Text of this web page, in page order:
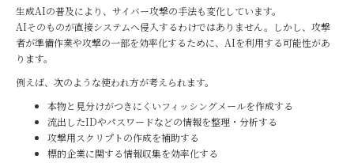
生成AIの普及により、サイバー攻撃の手法も変化しています。
AIそのものが直接システムへ侵入するわけではありません。しかし、攻撃
者が準備作業や攻撃の一部を効率化するために、AIを利用する可能性があ
ります。
例えば、次のような使われ方が考えられます。
本物と見分けがつきにくいフィッシングメールを作成する
流出したIDやパスワードなどの情報を整理・分析する
攻撃用スクリプトの作成を補助する
標的企業に関する情報収集を効率化する